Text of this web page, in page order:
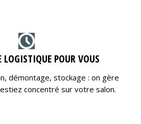
POUR VOUS
démontage, stockage : on gère
concentré sur votre salon.